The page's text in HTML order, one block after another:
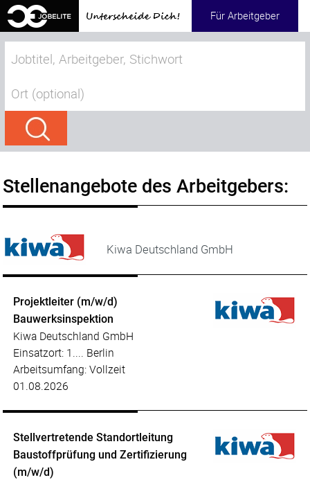
Für Arbeitgeber
Stellenangebote des Arbeitgebers:
Kiwa Deutschland GmbH
Projektleiter (m/w/d)
Bauwerksinspektion
Kiwa Deutschland GmbH
Einsatzort: 1.... Berlin
Arbeitsumfang: Vollzeit
01.08.2026
Stellvertretende Standortleitung
Baustoffprüfung und Zertifizierung
(m/w/d)